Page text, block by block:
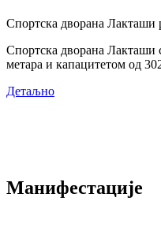
Спортска дворана Лакташи
Спортска дворана Лакташи
метара и капацитетом од
Детаљно
Манифестације